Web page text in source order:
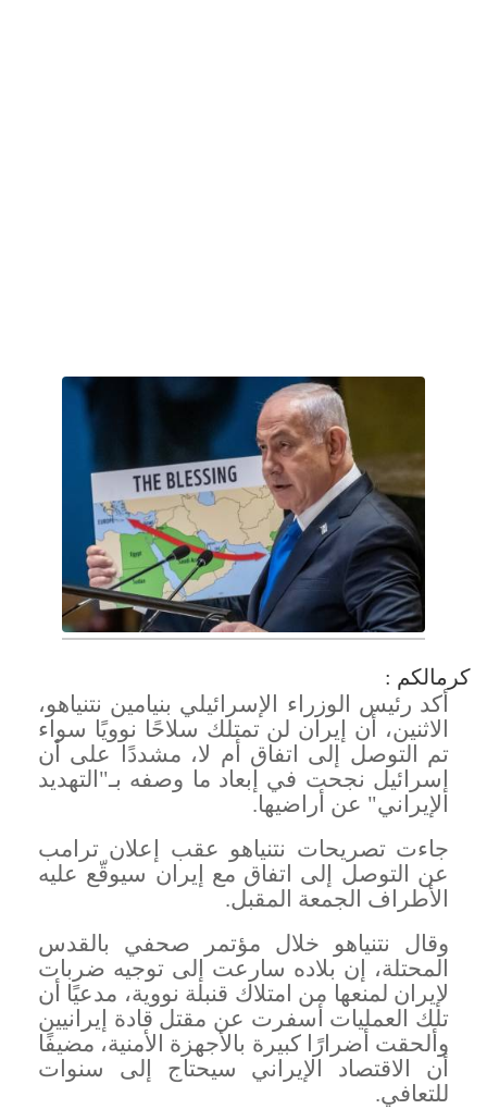
كرمالكم :
أكد رئيس الوزراء الإسرائيلي بنيامين نتنياهو،
الاثنين، أن إيران لن تمتلك سلاحًا نوويًا سواء
تم التوصل إلى اتفاق أم لا، مشددًا على أن
إسرائيل نجحت في إبعاد ما وصفه بـ"التهديد
الإيراني" عن أراضيها.
جاءت تصريحات نتنياهو عقب إعلان ترامب
عن التوصل إلى اتفاق مع إيران سيوقّع عليه
الأطراف الجمعة المقبل.
وقال نتنياهو خلال مؤتمر صحفي بالقدس
المحتلة، إن بلاده سارعت إلى توجيه ضربات
لإيران لمنعها من امتلاك قنبلة نووية، مدعيًا أن
تلك العمليات أسفرت عن مقتل قادة إيرانيين
وألحقت أضرارًا كبيرة بالأجهزة الأمنية، مضيفًا
أن الاقتصاد الإيراني سيحتاج إلى سنوات
للتعافي.